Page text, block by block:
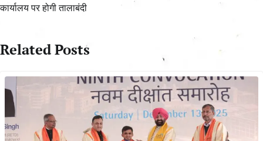
कार्यालय पर होगी तालाबंदी
Related Posts